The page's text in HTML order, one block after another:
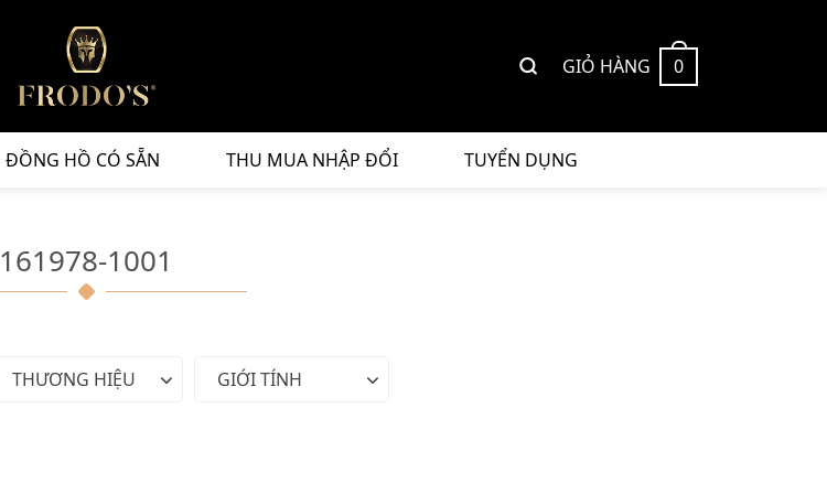
GIỎ HÀNG 0
ĐỒNG HỒ CÓ SẴN THU MUA NHẬP ĐỔI TUYỂN DỤNG
161978-1001
THƯƠNG HIỆU GIỚI TÍNH